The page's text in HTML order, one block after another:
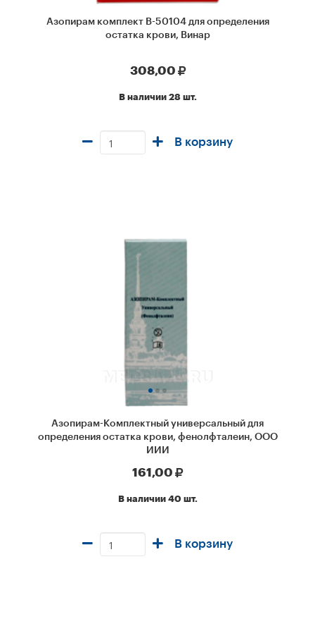
Азопирам комплект В-50104 для определения
остатка крови, Винар
308,00
В наличии 28 шт.
В корзину
Азопирам-Комплектный универсальный для
определения остатка крови, фенолфталеин, ООО
ИИИ
161,00
В наличии 40 шт.
В корзину